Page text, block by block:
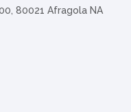
80021 Afragola NA